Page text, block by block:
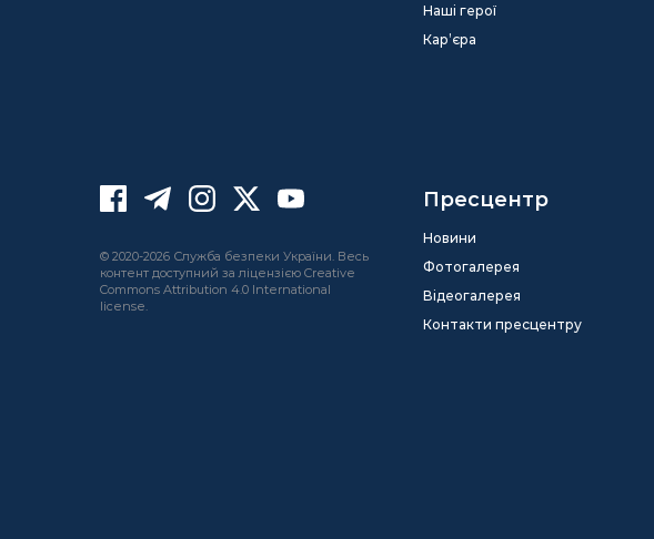
Наші герої
Кар’єра
Пресцентр
Новини
Фотогалерея
Відеогалерея
Контакти пресцентру
© 2020-2026 Служба безпеки України. Весь
контент доступний за ліцензією Creative
Commons Attribution 4.0 International
license.